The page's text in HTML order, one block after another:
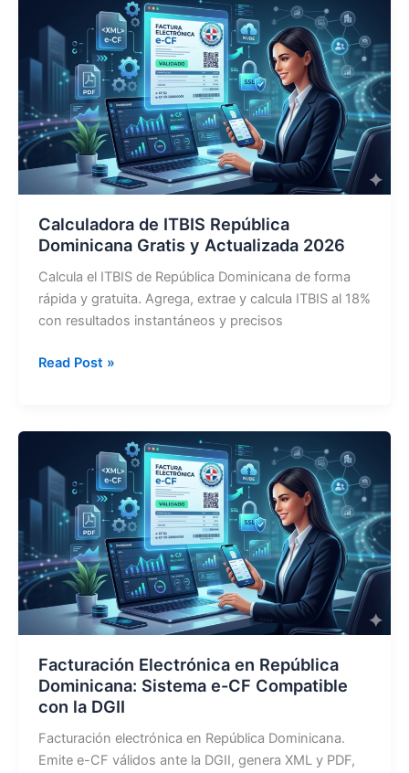
República
Dominicana
Calculadora
2026
Calculadora de ITBIS República
Dominicana Gratis y Actualizada 2026
Calcula el ITBIS de República Dominicana de forma
rápida y gratuita. Agrega, extrae y calcula ITBIS al 18%
con resultados instantáneos y precisos
Calculadora
República
Dominicana
Gratis
Actualizada
Read Post »
Facturación Electrónica en República
Dominicana: Sistema e-CF Compatible
con la DGII
Facturación electrónica en República Dominicana.
Emite e-CF válidos ante la DGII, genera XML y PDF,